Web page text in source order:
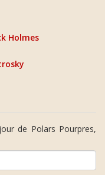
Holmes
de Polars Pourpres,